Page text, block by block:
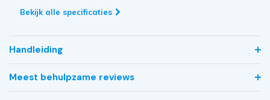
Bekijk alle specificaties
Handleiding
Meest behulpzame reviews